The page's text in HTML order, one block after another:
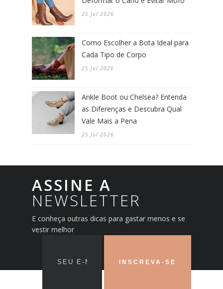
25 Jul 2026
Como Escolher a Bota Ideal para
Cada Tipo de Corpo
25 Jul 2026
Ankle Boot ou Chelsea? Entenda
as Diferenças e Descubra Qual
Vale Mais a Pena
25 Jul 2026
ASSINE A
NEWSLETTER
E conheça outras dicas para gastar menos e se
vestir melhor